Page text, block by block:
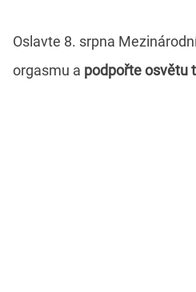
Oslavte 8. srpna
orgasmu a podpořte osvětu